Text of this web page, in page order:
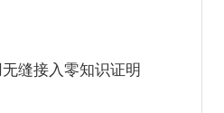
缝接入零知识证明